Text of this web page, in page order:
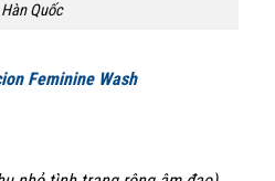
Quốc
Feminine Wash